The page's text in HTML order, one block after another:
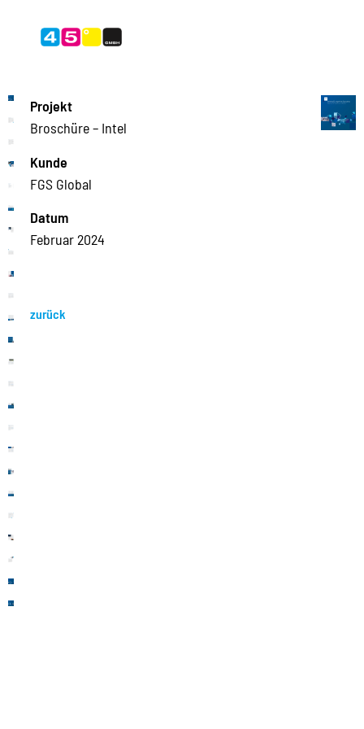
Projekt
Broschüre – Intel
Kunde
FGS Global
Datum
Februar 2024
zurück